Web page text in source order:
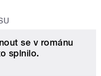
se v románu
splnilo.